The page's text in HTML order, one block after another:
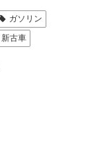
ガソリン
新古車